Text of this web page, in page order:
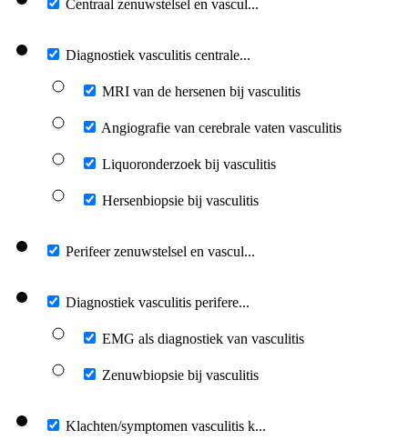
Centraal zenuwstelsel en vascul...
Diagnostiek vasculitis centrale...
MRI van de hersenen bij vasculitis
Angiografie van cerebrale vaten vasculitis
Liquoronderzoek bij vasculitis
Hersenbiopsie bij vasculitis
Perifeer zenuwstelsel en vascul...
Diagnostiek vasculitis perifere...
EMG als diagnostiek van vasculitis
Zenuwbiopsie bij vasculitis
Klachten/symptomen vasculitis k...